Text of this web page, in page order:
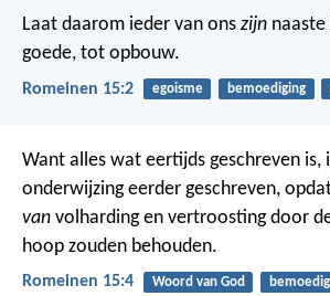
Laat daarom ieder van ons zijn
goede, tot opbouw.
Romeinen 15:2 egoisme bemoediging
Want alles wat eertijds geschreven is,
onderwijzing eerder geschreven,
van volharding en vertroosting door
hoop zouden behouden.
Romeinen 15:4 Woord van God